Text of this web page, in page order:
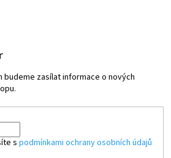
budeme zasílat informace o nových
s podmínkami ochrany osobních údajů